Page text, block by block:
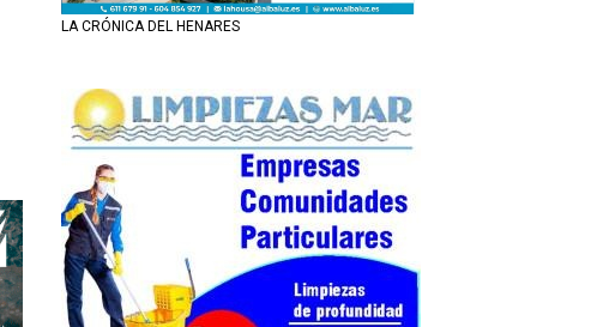
LA CRÓNICA DEL HENARES